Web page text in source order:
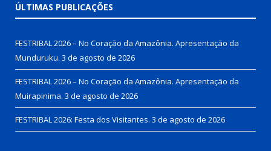
ÚLTIMAS PUBLICAÇÕES
FESTRIBAL 2026 – No Coração da Amazônia. Apresentação da
Munduruku. 3 de agosto de 2026
FESTRIBAL 2026 – No Coração da Amazônia. Apresentação da
Muirapinima. 3 de agosto de 2026
FESTRIBAL 2026: Festa dos Visitantes. 3 de agosto de 2026